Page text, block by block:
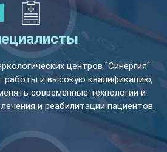
центров "Синергия"
и высокую квалификацию,
современные технологии и
и реабилитации пациентов.